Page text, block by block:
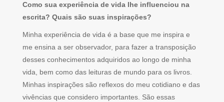
Como sua experiência de vida lhe influenciou na
escrita? Quais são suas inspirações?
Minha experiência de vida é a base que me inspira e
me ensina a ser observador, para fazer a transposição
desses conhecimentos adquiridos ao longo de minha
vida, bem como das leituras de mundo para os livros.
Minhas inspirações são reflexos do meu cotidiano e das
vivências que considero importantes. São essas